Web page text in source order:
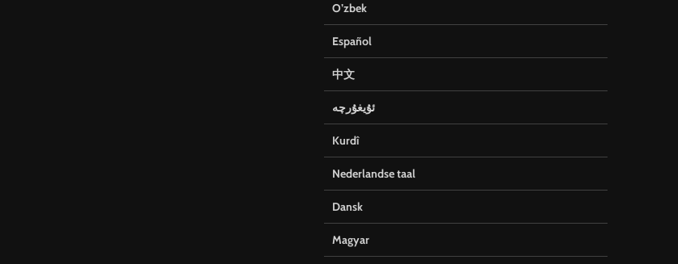
O’zbek
Español
中文
ئۇيغۇرچە
Kurdî
Nederlandse taal
Dansk
Magyar